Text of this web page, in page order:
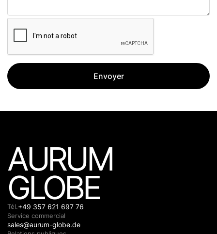
AURUM
GLOBE
Tél.+49 357 621 697 76
Service commercial
sales@aurum-globe.de